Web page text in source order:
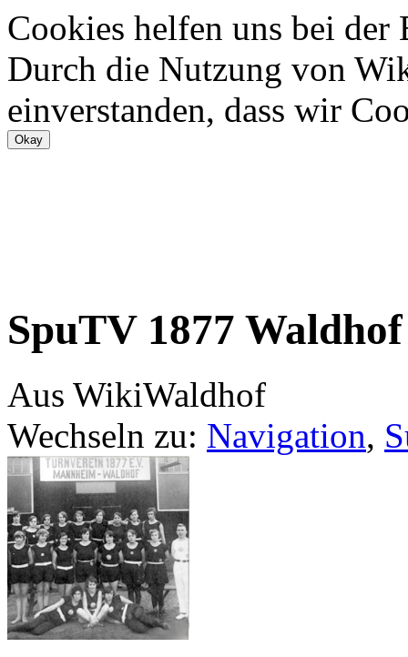
Cookies helfen uns bei
Durch die Nutzung von
einverstanden, dass wir
SpuTV 1877 Waldhof
Aus WikiWaldhof
Wechseln zu: Navigation,